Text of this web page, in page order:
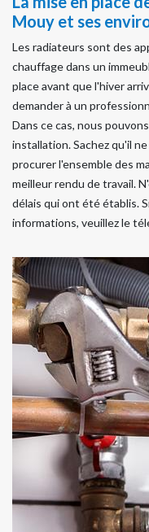
Mouy et ses
Les radiateurs sont des
chauffage dans un
place avant que l'hiver
demander à un
Dans ce cas, nous
installation. Sachez qu'il
procurer l'ensemble des
meilleur rendu de travail.
délais qui ont été établis.
informations, veuillez le